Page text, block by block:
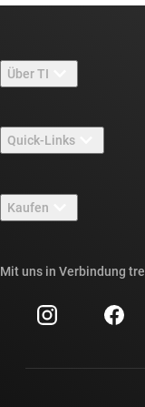
Über TI
Stellenangebote
Newsroom
Veranstaltungen
Quick-Links
TI E2E™-Design-
Querverweis-Suche
Kaufen
Häufig gestellte
Mit uns in Verbindung